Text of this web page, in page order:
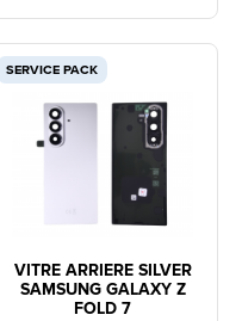
SERVICE PACK
VITRE ARRIERE SILVER
SAMSUNG GALAXY Z
FOLD 7